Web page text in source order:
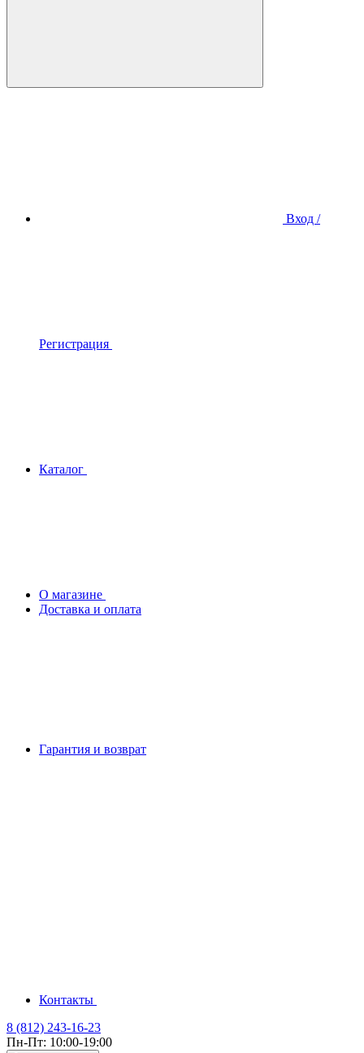
Вход /
Регистрация
Каталог
О магазине
Доставка и оплата
Гарантия и возврат
Контакты
8 (812) 243-16-23
Пн-Пт: 10:00-19:00